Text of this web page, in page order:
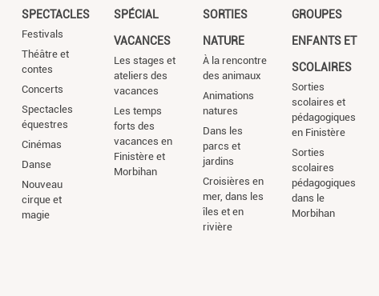
SPECTACLES
Festivals
Théâtre et
contes
Concerts
Spectacles
équestres
Cinémas
Danse
Nouveau
cirque et
magie
SPÉCIAL
VACANCES
Les stages et
ateliers des
vacances
Les temps
forts des
vacances en
Finistère et
Morbihan
SORTIES
NATURE
À la rencontre
des animaux
Animations
natures
Dans les
parcs et
jardins
Croisières en
mer, dans les
îles et en
rivière
GROUPES
ENFANTS ET
SCOLAIRES
Sorties
scolaires et
pédagogiques
en Finistère
Sorties
scolaires
pédagogiques
dans le
Morbihan